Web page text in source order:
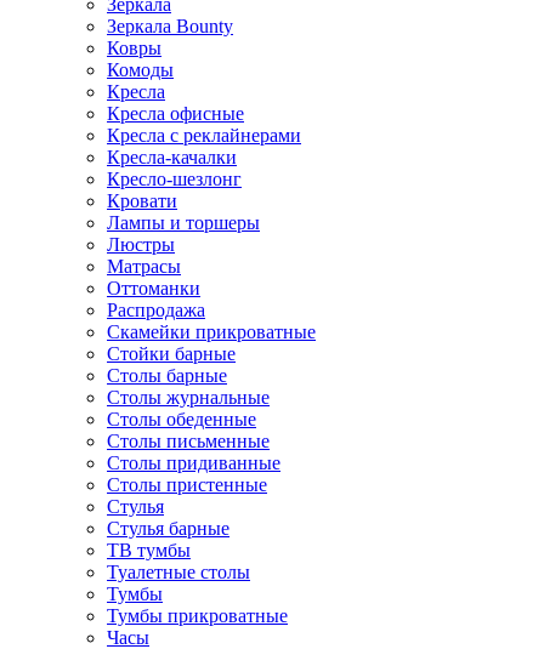
Зеркала
Зеркала Bounty
Ковры
Комоды
Кресла
Кресла офисные
Кресла с реклайнерами
Кресла-качалки
Кресло-шезлонг
Кровати
Лампы и торшеры
Люстры
Матрасы
Оттоманки
Распродажа
Скамейки прикроватные
Стойки барные
Столы барные
Столы журнальные
Столы обеденные
Столы письменные
Столы придиванные
Столы пристенные
Стулья
Стулья барные
ТВ тумбы
Туалетные столы
Тумбы
Тумбы прикроватные
Часы